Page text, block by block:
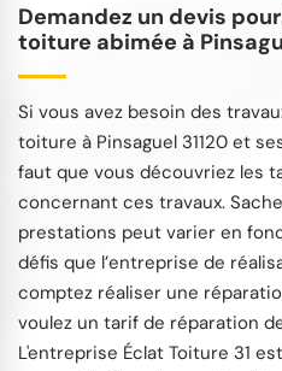
Demandez un devis
toiture abimée à
Si vous avez besoin des
toiture à Pinsaguel 31120 et
faut que vous découvriez les
concernant ces travaux.
prestations peut varier en
défis que l’entreprise de
comptez réaliser une
voulez un tarif de réparation
L'entreprise Éclat Toiture 31